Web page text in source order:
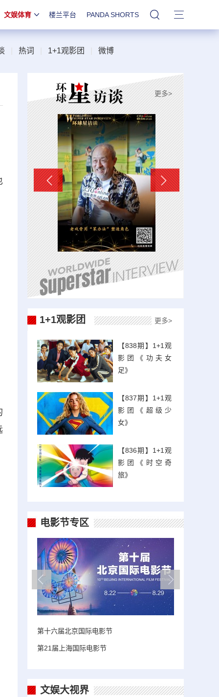
文娱体育 楼兰平台 PANDA SHORTS 站内搜索
热词 1+1观影团 微博
更多>
1+1观影团 更多>
【838期】1+1观
影团《功夫女
足》
【837期】1+1观
影团《超级少
女》
【836期】1+1观
影团《时空奇
旅》
电影节专区
第十六届北京国际电影节
第21届上海国际电影节
文娱大视界